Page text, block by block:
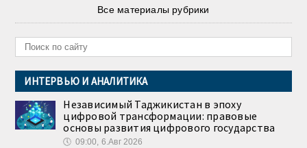
Все материалы рубрики
ИНТЕРВЬЮ И АНАЛИТИКА
Независимый Таджикистан в эпоху
цифровой трансформации: правовые
основы развития цифрового государства
🕔 09:00, 6.Авг 2026